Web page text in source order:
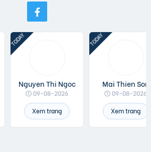
Nguyen Thi Ngoc
09-08-2026
Xem trang
Mai Thien Son
09-08-2026
Xem trang